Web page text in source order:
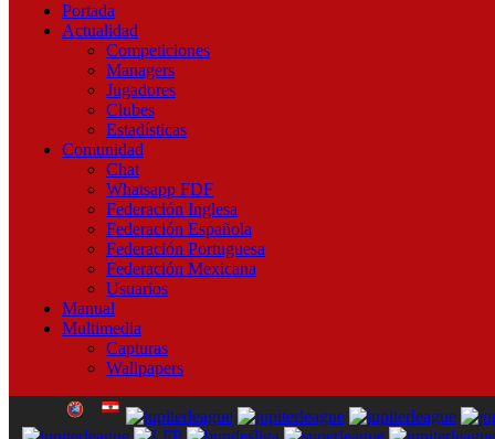
Portada
Actualidad
Competiciones
Managers
Jugadores
Clubes
Estadísticas
Comunidad
Chat
Whatsapp FDF
Federación Inglesa
Federación Española
Federación Portuguesa
Federación Mexicana
Usuarios
Manual
Multimedia
Capturas
Wallpapers